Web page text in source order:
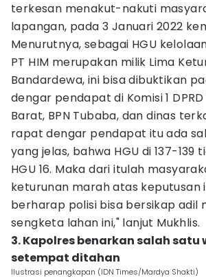
terkesan menakut-nakuti
lapangan, pada 3 Januari 2022
Menurutnya, sebagai HGU
PT HIM merupakan milik Lima
Bandardewa, ini bisa dibuktikan
dengar pendapat di Komisi 1
Barat, BPN Tubaba, dan dinas
rapat dengar pendapat itu ada
yang jelas, bahwa HGU di 137-139
HGU 16. Maka dari itulah
keturunan marah atas keputusan
berharap polisi bisa bersikap adil
sengketa lahan ini," lanjut Mukhlis.
3. Kapolres benarkan salah satu
setempat ditahan
Ilustrasi penangkapan (IDN Times/Mardya Shakti)